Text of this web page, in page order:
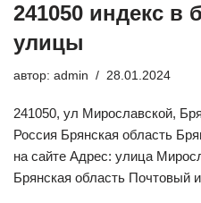
241050 индекс в
улицы
автор: admin 28.01.2024
241050, ул Мирославской,
Россия Брянская область
на сайте Адрес: улица
Брянская область Почтовый